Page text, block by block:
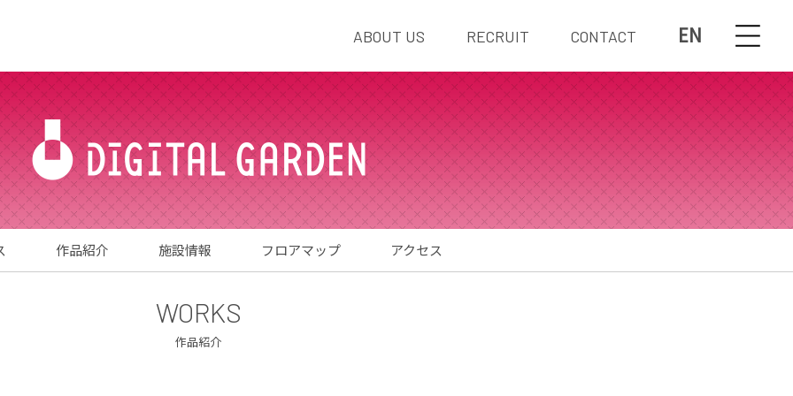
EN
ABOUT US RECRUIT CONTACT
作品紹介 施設情報 フロアマップ アクセス
WORKS
作品紹介